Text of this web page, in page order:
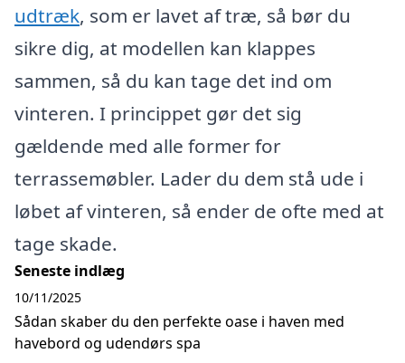
udtræk, som er lavet af træ, så bør du
sikre dig, at modellen kan klappes
sammen, så du kan tage det ind om
vinteren. I princippet gør det sig
gældende med alle former for
terrassemøbler. Lader du dem stå ude i
løbet af vinteren, så ender de ofte med at
tage skade.
Seneste indlæg
Sådan skaber du den perfekte oase i haven med
havebord og udendørs spa
10/11/2025